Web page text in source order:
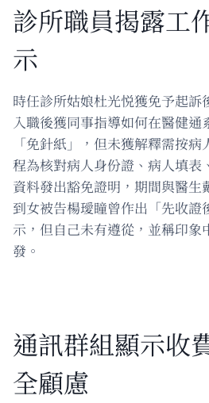
診所職員揭露工
示
時任診所姑娘杜光悦獲免予起訴
入職後獲同事指導如何在醫健通
「免針紙」，但未獲解釋需按
程為核對病人身份證、病人填表
資料發出豁免證明，期間與醫生
到女被告楊璦瞳曾作出「先收證
示，但自己未有遵從，並稱印象
發。
通訊群組顯示收
全顧慮